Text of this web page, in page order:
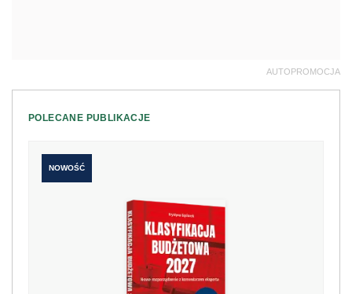
AUTOPROMOCJA
POLECANE PUBLIKACJE
NOWOŚĆ